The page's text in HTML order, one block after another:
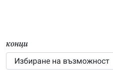
конци